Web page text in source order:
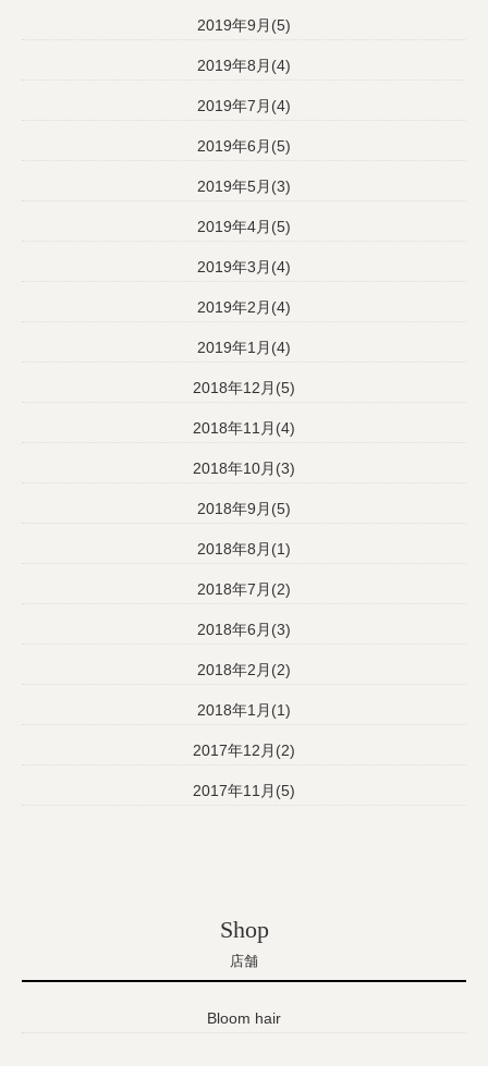
2019年9月(5)
2019年8月(4)
2019年7月(4)
2019年6月(5)
2019年5月(3)
2019年4月(5)
2019年3月(4)
2019年2月(4)
2019年1月(4)
2018年12月(5)
2018年11月(4)
2018年10月(3)
2018年9月(5)
2018年8月(1)
2018年7月(2)
2018年6月(3)
2018年2月(2)
2018年1月(1)
2017年12月(2)
2017年11月(5)
Shop
店舗
Bloom hair